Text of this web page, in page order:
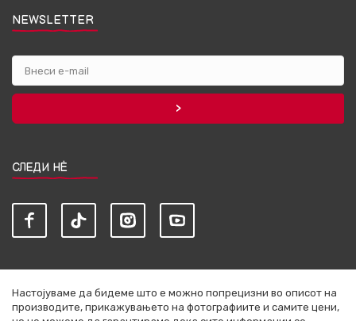
NEWSLETTER
СЛЕДИ НЀ
Настојуваме да бидеме што е можно попрецизни во описот на
производите, прикажувањето на фотографиите и самите цени,